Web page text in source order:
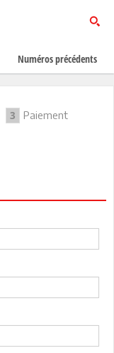
3 Paiement
Numéros précédents